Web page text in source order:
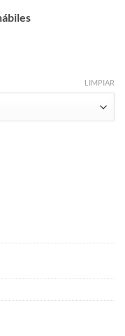
LIMPIAR